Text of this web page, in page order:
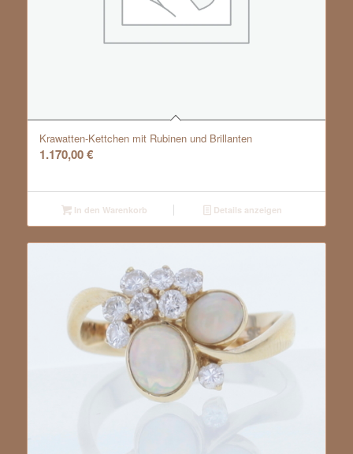
Krawatten-Kettchen mit Rubinen und Brillanten
1.170,00€
In den Warenkorb Details anzeigen